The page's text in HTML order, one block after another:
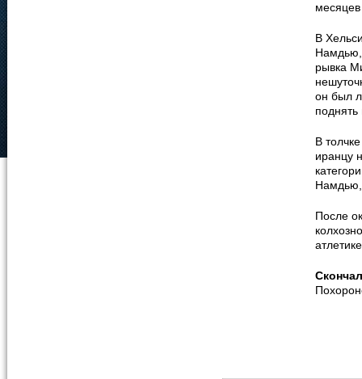
В
Намдью,
рывка
он был
поднять
В
иранцу
Намдью,
После